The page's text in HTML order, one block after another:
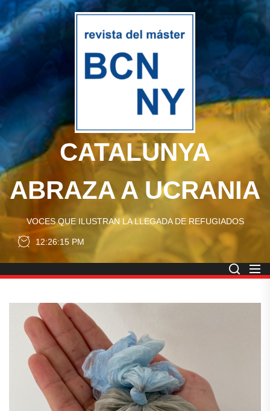
Skip
to
the
content
A
CATALUNYA
ABRAZA A UCRANIA
VOCES QUE ILUSTRAN LA LLEGADA DE REFUGIADOS
12:26:16 PM